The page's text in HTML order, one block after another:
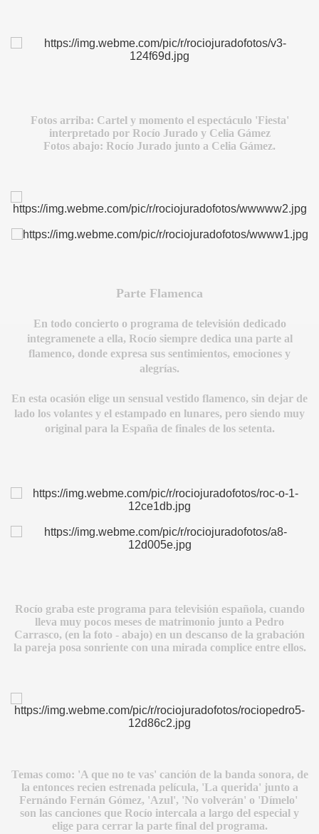
Fotos arriba: Cartel y momento el espectáculo 'Fiesta'
interpretado por Rocío Jurado y Celia Gámez
Fotos abajo: Rocío Jurado junto a Celia Gámez.
Parte Flamenca
En todo concierto o programa de televisión dedicado
integramenete a ella, Rocío siempre dedica una parte al
flamenco, donde expresa sus sentimientos, emociones y
alegrías.
En esta ocasión elige un sensual vestido flamenco, sin dejar de
lado los volantes y el estampado en lunares, pero siendo muy
original para la España de finales de los setenta.
Rocío graba este programa para televisión española, cuando
lleva muy pocos meses de matrimonio junto a Pedro
Carrasco, (en la foto - abajo) en un descanso de la grabación
la pareja posa sonriente con una mirada complice entre ellos.
Temas como: 'A que no te vas' canción de la banda sonora, de
la entonces recien estrenada película, 'La querida' junto a
Fernándo Fernán Gómez, 'Azul', 'No volverán' o 'Dímelo'
son las canciones que Rocío intercala a largo del especial y
elige para cerrar la parte final del programa.
AL VIENTO